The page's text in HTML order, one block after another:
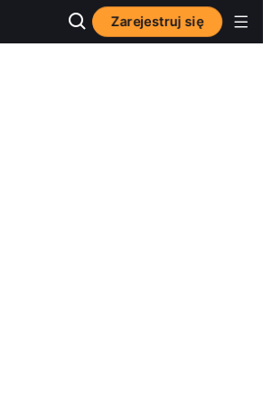
Zarejestruj się